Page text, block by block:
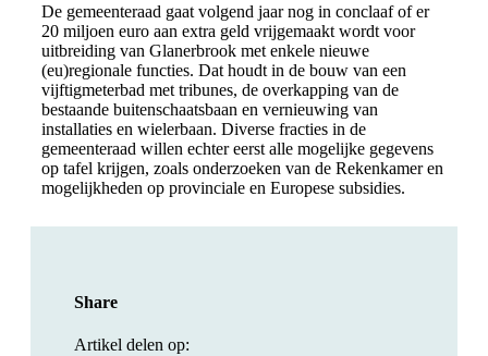
De gemeenteraad gaat volgend jaar nog in conclaaf of er
20 miljoen euro aan extra geld vrijgemaakt wordt voor
uitbreiding van Glanerbrook met enkele nieuwe
(eu)regionale functies. Dat houdt in de bouw van een
vijftigmeterbad met tribunes, de overkapping van de
bestaande buitenschaatsbaan en vernieuwing van
installaties en wielerbaan. Diverse fracties in de
gemeenteraad willen echter eerst alle mogelijke gegevens
op tafel krijgen, zoals onderzoeken van de Rekenkamer en
mogelijkheden op provinciale en Europese subsidies.
Share
Artikel delen op: